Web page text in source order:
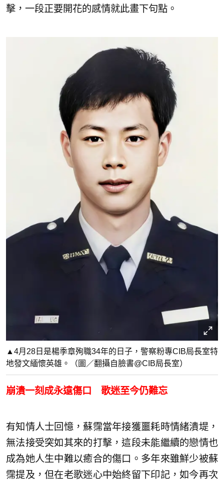
擊，一段正要開花的感情就此畫下句點。
▲4月28日是楊季章殉職34年的日子，警察粉專CIB局長室特
地發文緬懷英雄。（圖／翻攝自臉書@CIB局長室）
崩潰一刻成永遠傷口 歌迷至今仍難忘
有知情人士回憶，蘇霈當年接獲噩耗時情緒潰堤，
無法接受突如其來的打擊，這段未能繼續的戀情也
成為她人生中難以癒合的傷口。多年來雖鮮少被蘇
霈提及，但在老歌迷心中始終留下印記，如今再次